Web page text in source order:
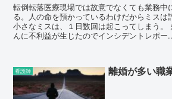
転倒転落医療現場では故意でなくても業務中
る。人の命を預かっているわけだからミスは
小さなミスは、１日数回は起こってしまう。
んに不利益が生じたのでインシデントレポー
看護師 離婚が多い職